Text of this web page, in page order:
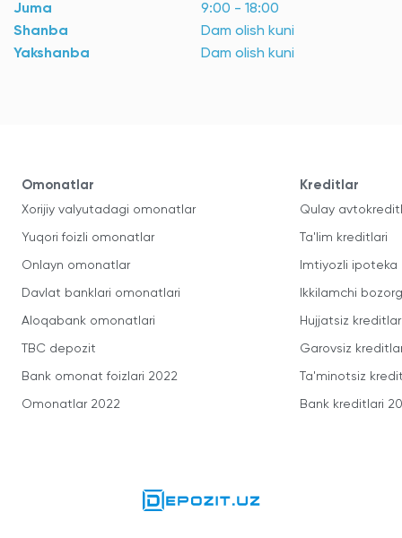
Juma
9:00 - 18:00
Shanba
Dam olish kuni
Yakshanba
Dam olish kuni
Omonatlar
Xorijiy valyutadagi omonatlar
Yuqori foizli omonatlar
Onlayn omonatlar
Davlat banklari omonatlari
Aloqabank omonatlari
TBC depozit
Bank omonat foizlari 2022
Omonatlar 2022
Kreditlar
Qulay
Ta'lim kreditlari
Imtiyozli ipoteka
Ikkilamchi
Hujjatsiz kreditlar
Garovsiz
Ta'minotsiz
Bank kreditlari